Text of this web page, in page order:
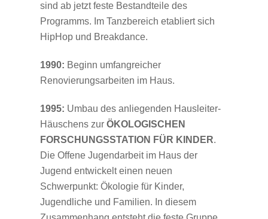
sind ab jetzt feste Bestandteile des
Programms. Im Tanzbereich etabliert sich
HipHop und Breakdance.
1990: Beginn umfangreicher
Renovierungsarbeiten im Haus.
1995: Umbau des anliegenden Hausleiter-
Häuschens zurÖKOLOGISCHEN
FORSCHUNGSSTATION FÜR KINDER.
Die Offene Jugendarbeit im Haus der
Jugend entwickelt einen neuen
Schwerpunkt: Ökologie für Kinder,
Jugendliche und Familien. In diesem